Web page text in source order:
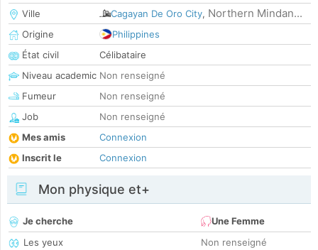
Ville
Cagayan De Oro City, Northern Mindan...
Origine
Philippines
État civil
Célibataire
Niveau academic Non renseigné
Fumeur
Non renseigné
Job
Non renseigné
Mes amis
Connexion
Inscrit le
Connexion
Mon physique et+
Je cherche
Une Femme
Les yeux
Non renseigné